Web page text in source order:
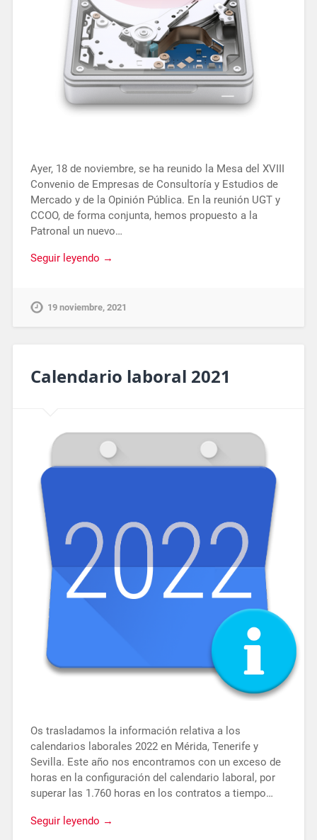
Ayer, 18 de noviembre, se ha reunido la Mesa del XVIII
Convenio de Empresas de Consultoría y Estudios de
Mercado y de la Opinión Pública. En la reunión UGT y
CCOO, de forma conjunta, hemos propuesto a la
Patronal un nuevo…
Seguir leyendo →
19 noviembre, 2021
Calendario laboral 2021
Os trasladamos la información relativa a los
calendarios laborales 2022 en Mérida, Tenerife y
Sevilla. Este año nos encontramos con un exceso de
horas en la configuración del calendario laboral, por
superar las 1.760 horas en los contratos a tiempo…
Seguir leyendo →